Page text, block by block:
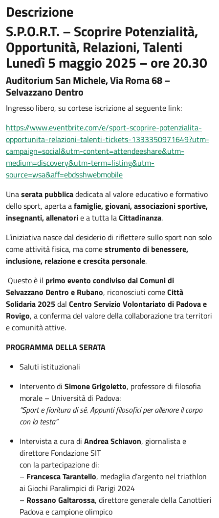
Descrizione
S.P.O.R.T. – Scoprire Potenzialità,
Opportunità, Relazioni, Talenti
Lunedì 5 maggio 2025 – ore 20.30
Auditorium San Michele, Via Roma 68 –
Selvazzano Dentro
Ingresso libero, su cortese iscrizione al seguente link:
https://www.eventbrite.com/e/sport-scoprire-potenzialita-
opportunita-relazioni-talenti-tickets-1333350971649?utm-
campaign=social&utm-content=attendeeshare&utm-
medium=discovery&utm-term=listing&utm-
source=wsa&aff=ebdsshwebmobile
Unaserata pubblicadedicata al valore educativo e formativo
dello sport, aperta afamiglie, giovani, associazioni sportive,
insegnanti, allenatorie a tutta laCittadinanza.
L’iniziativa nasce dal desiderio di riflettere sullo sport non solo
come attività fisica, ma comestrumento di benessere,
inclusione, relazione e crescita personale.
Questo è il primo evento condiviso dai Comuni di
Selvazzano Dentro e Rubano, riconosciuti comeCittà
Solidaria 2025dal Centro Servizio Volontariato di Padova e
Rovigo, a conferma del valore della collaborazione tra territori
e comunità attive.
PROGRAMMA DELLA SERATA
Saluti istituzionali
Intervento di Simone Grigoletto, professore di filosofia
morale – Università di Padova:
“Sport e fioritura di sé. Appunti filosofici per allenare il corpo
con la testa”
Intervista a cura di Andrea Schiavon, giornalista e
direttore Fondazione SIT
con la partecipazione di:
– Francesca Tarantello, medaglia d’argento nel triathlon
ai Giochi Paralimpici di Parigi 2024
– Rossano Galtarossa, direttore generale della Canottieri
Padova e campione olimpico